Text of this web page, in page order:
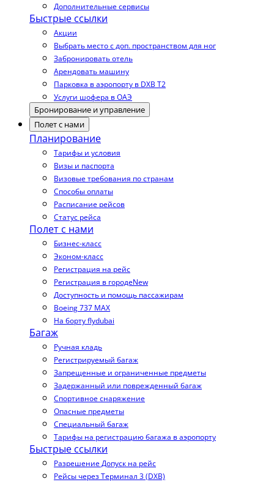
Дополнительные сервисы
Быстрые ссылки
Акции
Выбрать место с доп. пространством для ног
Забронировать отель
Арендовать машину
Парковка в аэропорту в DXB T2
Услуги шофера в ОАЭ
Бронирование и управление
Полет с нами
Планирование
Тарифы и условия
Визы и паспорта
Визовые требования по странам
Способы оплаты
Расписание рейсов
Статус рейса
Полет с нами
Бизнес-класс
Эконом-класс
Регистрация на рейс
Регистрация в городеNew
Доступность и помощь пассажирам
Boeing 737 MAX
На борту flydubai
Багаж
Ручная кладь
Регистрируемый багаж
Запрещенные и ограниченные предметы
Задержанный или поврежденный багаж
Спортивное снаряжение
Опасные предметы
Специальный багаж
Тарифы на регистрацию багажа в аэропорту
Быстрые ссылки
Разрешение Допуск на рейс
Рейсы через Терминал 3 (DXB)